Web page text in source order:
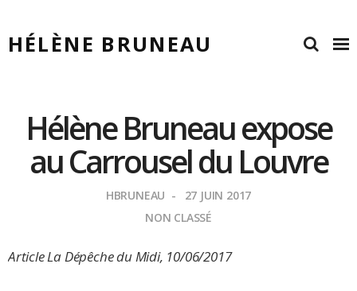
HÉLÈNE BRUNEAU
Hélène Bruneau expose
au Carrousel du Louvre
HBRUNEAU
27 JUIN 2017
NON CLASSÉ
Article La Dépêche du Midi, 10/06/2017